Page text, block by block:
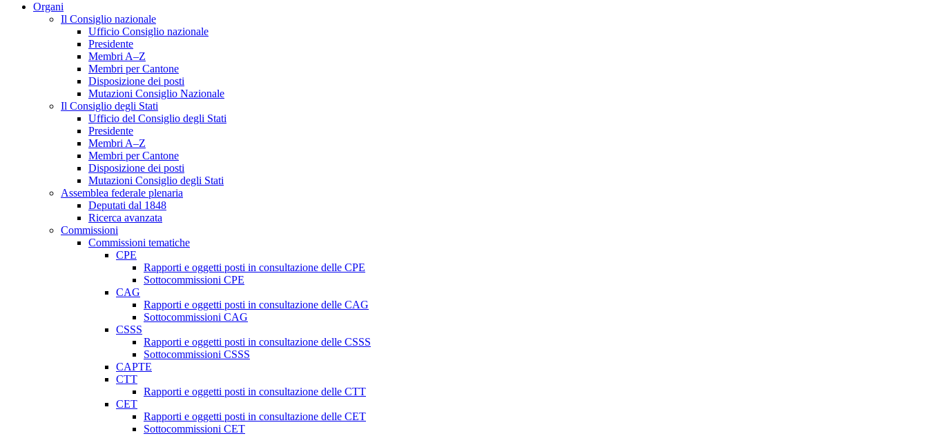
Organi
Il Consiglio nazionale
Ufficio Consiglio nazionale
Presidente
Membri A–Z
Membri per Cantone
Disposizione dei posti
Mutazioni Consiglio Nazionale
Il Consiglio degli Stati
Ufficio del Consiglio degli Stati
Presidente
Membri A–Z
Membri per Cantone
Disposizione dei posti
Mutazioni Consiglio degli Stati
Assemblea federale plenaria
Deputati dal 1848
Ricerca avanzata
Commissioni
Commissioni tematiche
CPE
Rapporti e oggetti posti in consultazione delle CPE
Sottocommissioni CPE
CAG
Rapporti e oggetti posti in consultazione delle CAG
Sottocommissioni CAG
CSSS
Rapporti e oggetti posti in consultazione delle CSSS
Sottocommissioni CSSS
CAPTE
CTT
Rapporti e oggetti posti in consultazione delle CTT
CET
Rapporti e oggetti posti in consultazione delle CET
Sottocommissioni CET